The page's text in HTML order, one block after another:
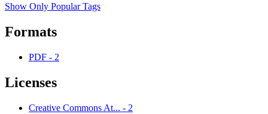
Show Only Popular Tags
Formats
PDF - 2
Licenses
Creative Commons At... - 2